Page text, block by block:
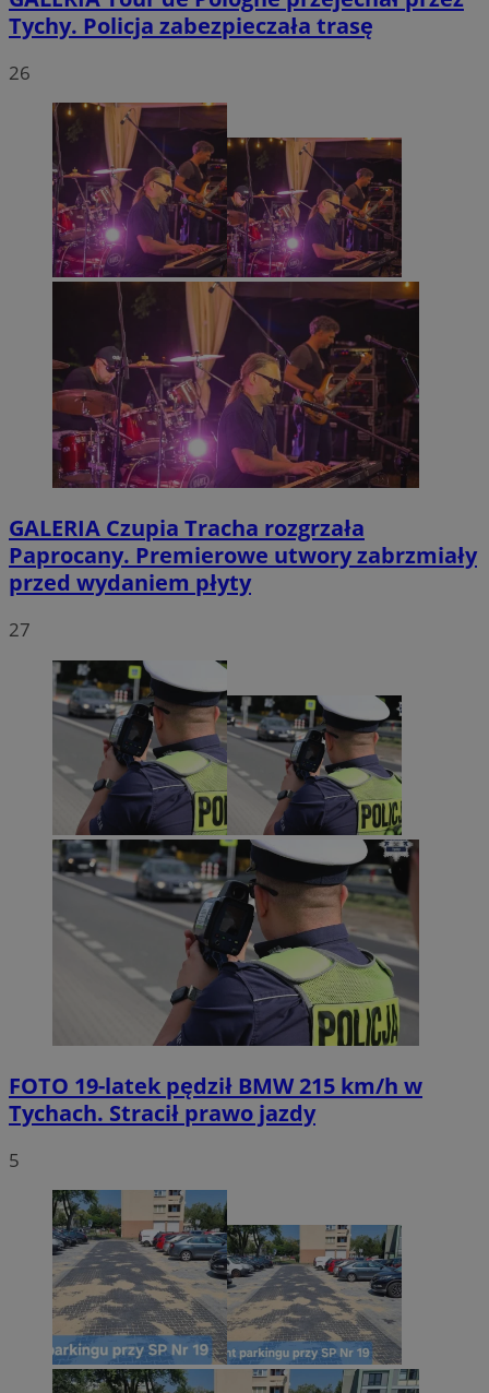
Tychy. Policja zabezpieczała trasę
26
GALERIA Czupia Tracha rozgrzała
Paprocany. Premierowe utwory zabrzmiały
przed wydaniem płyty
27
FOTO 19-latek pędził BMW 215 km/h w
Tychach. Stracił prawo jazdy
5